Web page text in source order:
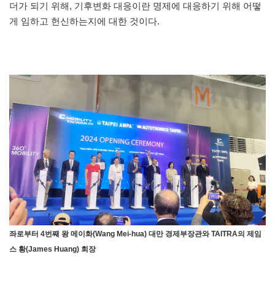
더가 되기 위해, 기후변화 대응이란 명제에 대응하기 위해 어떻
게 임하고 헌신하는지에 대한 것이다.
좌로부터 4번째 왕 메이화(Wang Mei-hua) 대만 경제부장관와 TAITRA의 제임
스 황(James Huang) 회장